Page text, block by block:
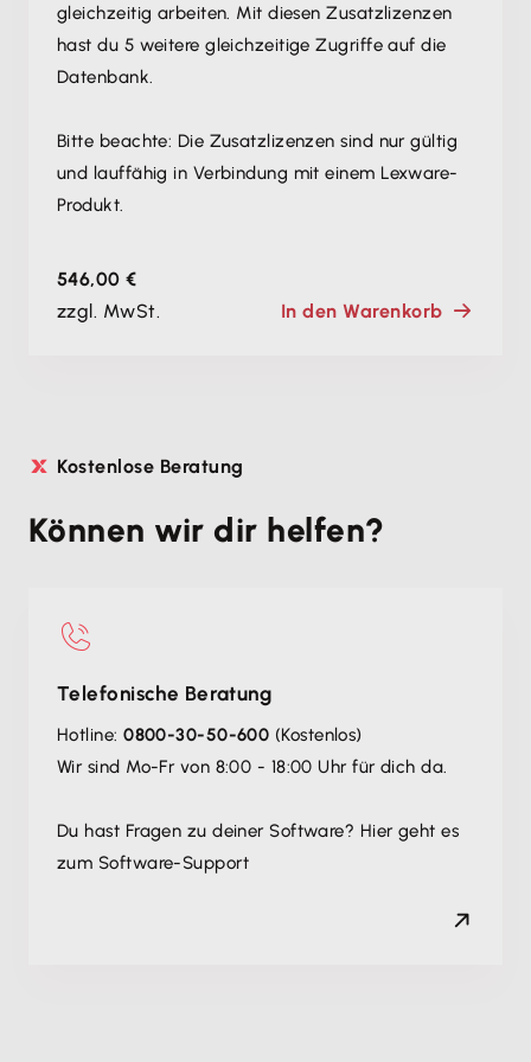
gleichzeitig arbeiten. Mit diesen Zusatzlizenzen
hast du 5 weitere gleichzeitige Zugriffe auf die
Datenbank.
Bitte beachte: Die Zusatzlizenzen sind nur gültig
und lauffähig in Verbindung mit einem Lexware-
Produkt.
546,00 €
zzgl. MwSt.
In den Warenkorb
Kostenlose Beratung
Können wir dir helfen?
Telefonische Beratung
Hotline:0800-30-50-600 (Kostenlos)
Wir sind Mo-Fr von 8:00 - 18:00 Uhr für dich da.
Du hast Fragen zu deiner Software? Hier geht es
zum Software-Support